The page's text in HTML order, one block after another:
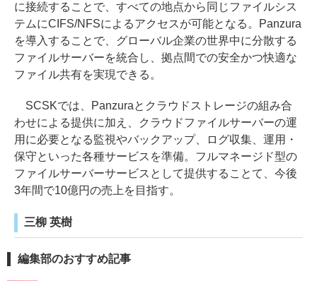
に接続することで、すべての地点から同じファイルシス
テムにCIFS/NFSによるアクセスが可能となる。Panzura
を導入することで、グローバル企業の世界中に分散する
ファイルサーバーを統合し、拠点間での安全かつ快適な
ファイル共有を実現できる。
SCSKでは、Panzuraとクラウドストレージの組み合
わせによる提供に加え、クラウドファイルサーバーの運
用に必要となる監視やバックアップ、ログ収集、運用・
保守といった各種サービスを準備。フルマネージド型の
ファイルサーバーサービスとして提供することて、今後
3年間で10億円の売上を目指す。
三柳 英樹
編集部のおすすめ記事